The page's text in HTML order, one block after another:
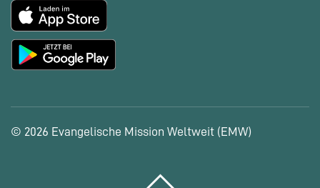
© 2026 Evangelische Mission Weltweit (EMW)